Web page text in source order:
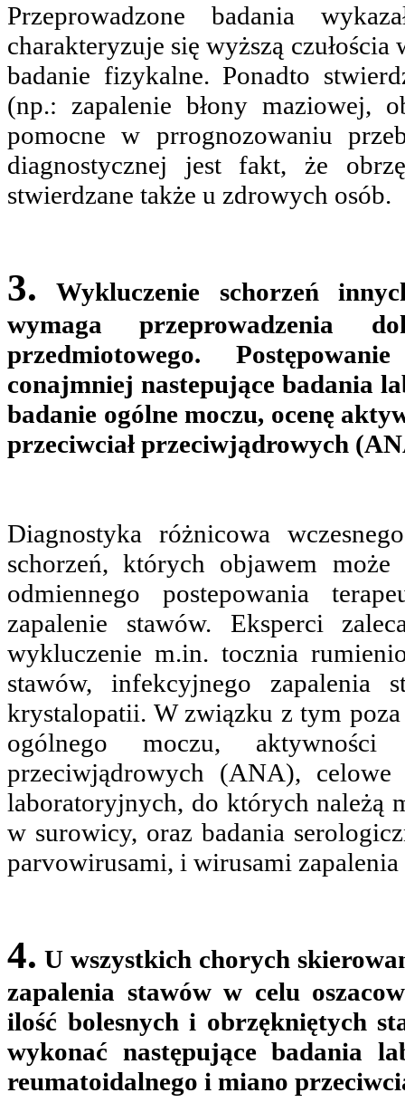
Przeprowadzone badania
charakteryzuje się wyższą
badanie fizykalne. Ponadto
(np.: zapalenie błony maziowej,
pomocne w prrognozowaniu
diagnostycznej jest fakt, że
stwierdzane także u zdrowych osób.
3.
Wykluczenie schorzeń
wymaga przeprowadzenia
przedmiotowego.
conajmniej nastepujące badania
badanie ogólne moczu, ocenę
przeciwciał przeciwjądrowych
Diagnostyka różnicowa
schorzeń, których objawem
odmiennego postepowania
zapalenie stawów. Eksperci
wykluczenie m.in. tocznia
stawów, infekcyjnego zapalenia
krystalopatii. W związku z tym
ogólnego moczu, aktywności
przeciwjądrowych (ANA),
laboratoryjnych, do których należą
w surowicy, oraz badania
parvowirusami, i wirusami
4. U wszystkich chorych
zapalenia stawów w celu
ilość bolesnych i obrzękniętych
wykonać następujące badania
reumatoidalnego i miano